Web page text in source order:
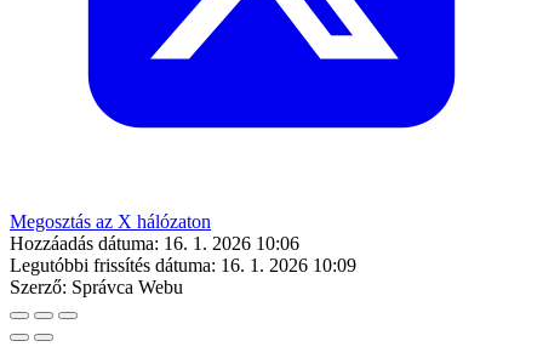
Megosztás az X hálózaton
Hozzáadás dátuma: 16. 1. 2026 10:06
Legutóbbi frissítés dátuma: 16. 1. 2026 10:09
Szerző: Správca Webu